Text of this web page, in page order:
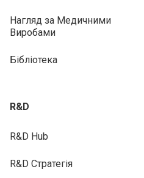
Нагляд за Медичними
Виробами
Бібліотека
R&D
R&D Hub
R&D Стратегія